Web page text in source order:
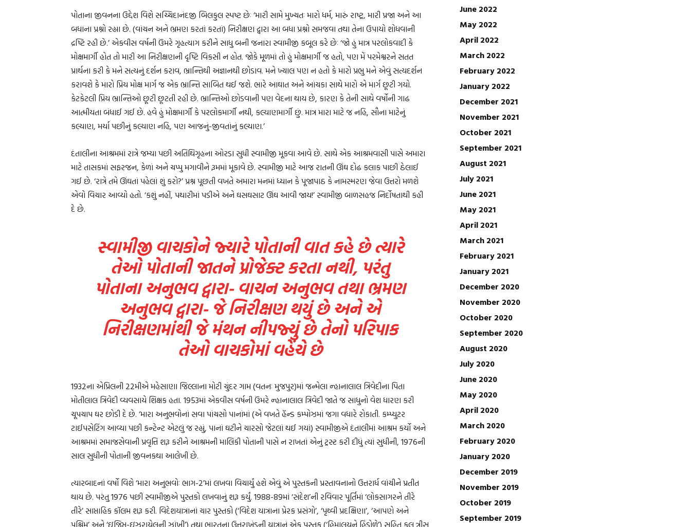
પોતાના જીવનના ઉદ્દેશ વિશે સચ્ચિદાનંદજી બિલકુલ સ્પષ્ટ છેઃ ‘મારી સામે મુખ્યતઃ મારો ધર્મ, મારું રાષ્ટ્ર, મારી પ્રજા અને આ
બધાના પ્રશ્નો રહ્યા છે. (વાંચન અને ભ્રમણ કરતાં કરતાં) નિરીક્ષણ દ્વારા આ બધા પ્રશ્નો સમજવા તથા તેના ઉપાયો શોધવાની
દ્રષ્ટિ રહી છે.’ એકવીસ વર્ષની ઉંમરે ગૃહત્યાગ કરીને સાધુ બની જનારા સ્વામીજી કબૂલ કરે છેઃ ‘જો હું માત્ર પરલોકવાદી કે
મોક્ષમાર્ગી હોત તો મારી આ નિરીક્ષણની દૃષ્ટિ વિકસી ન હોત. જોકે મૂળમાં તો હું મોક્ષમાર્ગી જ હતો, પણ મેં પરમેશ્વરને સતત
પ્રાર્થના કરી કે મને સત્યનું દર્શન કરાવ, ભ્રાન્તિથી અજ્ઞાનથી છોડાવ. મને ખ્યાલ પણ ન હતો કે મારો પ્રભુ મને એવું સત્યદર્શન
કરાવશે કે મારો પ્રિય મોક્ષ માર્ગ જ એક ભ્રાન્તિ સાબિત થઈ જશે. ભારે આઘાત અને આંચકા સાથે મારો એ માર્ગ છૂટી ગયો.
કેટકેટલી પ્રિય ભ્રાન્તિઓ છૂટી છૂટતી રહી છે. ભ્રાન્તિઓ છોડવાની પણ વેદના થાય છે, કારણ કે તેની સાથે વર્ષોની ગાઢ
આત્મીયતા બંધાઈ ગઈ છે. હવે હું મોક્ષમાર્ગી કે પરલોકમાર્ગી નથી, કલ્યાણમાર્ગી છું. માત્ર મારા માટે જ નહિ, સૌના માટેનું
કલ્યાણ, મર્યા પછીનું કલ્યાણ નહિ, પણ આજનું-જીવતાંનું કલ્યાણ.’
દંતાલીના આશ્રમમાં રાત્રે જમ્યા પછી અતિથિગૃહના ઓરડા સુધી સ્વામીજી મૂકવા આવે છે. સાથે એક આશ્રમવાસી પાસે અમારા
માટે તાસકમાં સફરજન, કેળાં અને ચપ્પુ મગાવીને રૂમમાં મૂકાવે છે. સ્વામીજી માટે આજ રાતની ઊંઘ દોઢ કલાક પાછી ઠેલાઈ
ગઈ છે. ‘રાત્રે તમે ઊંઘતાં પહેલાં શું કરો?’ પ્રશ્ન પૂછતી વખતે અમારા મનમાં ધ્યાન કે પૂજાપાઠ કે નામસ્મરણ જેવા ઉત્તરો મળશે
એવો વિચાર આવ્યો હતો. ‘કશું નહીં, પથારીમાં પડીએ અને ઘસઘસાટ ઊંઘ આવી જાય!’ સ્વામીજી બાળસહજ નિર્દોષતાથી કહી
દે છે.
સ્વામીજી વાચકોને જ્યારે પોતાની વાત કહે છે ત્યારે
તેઓ પોતાની જાતને પ્રોજેક્ટ કરતા નથી, પરંતુ
પોતાના અનુભવ દ્વારા- વાચન અનુભવ તથા ભ્રમણ
અનુભવ દ્વારા- જે નિરીક્ષણ થયું છે અને એ
નિરીક્ષણમાંથી જે મંથન નીપજ્યું છે તેનો પરિપાક
તેઓ વાચકોમાં વહેંચે છે
1932ના એપ્રિલની 22મીએ મહેસાણા જિલ્લાના મોટી ચુંદર ગામ (વતનઃ મુજપુર)માં જન્મેલા ન્હાનાલાલ ત્રિવેદીના પિતા
મોતીલાલ ત્રિવેદી વ્યવસાયે શિક્ષક હતા. 1953માં એકવીસ વર્ષની ઉંમરે ન્હાનાલાલ ત્રિવેદી જાતે જ સાધુનો વેશ ધારણ કરી
ચૂપચાપ ઘર છોડી દે છે. ‘મારા અનુભવોનાં સવા પાંચસો પાનાંમાં (એ વખતે હૅન્ડ કમ્પોઝમાં જગા વધારે રોકાતી. કમ્પ્યુટર
ટાઈપસેટિંગ આવ્યા પછી કન્ટેન્ટ એટલું જ રહ્યું, પાનાં ઘટીને ચારસો જેટલાં થઈ ગયાં) સ્વામીજીએ દંતાલીમાં આશ્રમ કર્યો અને
આશ્રમમાં સમાજસેવાની પ્રવૃત્તિ શરૂ કરીને આશ્રમની માલિકી પોતાની પાસે ન રાખતાં એનું ટ્રસ્ટ કરી દીધું ત્યાં સુધીની, 1976ની
સાલ સુધીની પોતાની જીવનકથા આલેખી છે.
ત્યારબાદનાં વર્ષો વિશે ‘મારા અનુભવોઃ ભાગ-2’માં લખવા વિચાર્યું હશે એવું એ પુસ્તકની પ્રસ્તાવનાનો ઉત્તરાર્ધ વાંચીને પ્રતીત
થાય છે. પરંતુ 1976 પછી સ્વામીજીએ પુસ્તકો લખવાનું શરૂ કર્યું. 1988-89માં ‘સંદેશ’ની રવિવાર પૂર્તિમાં ‘લોકસાગરને તીરે
તીરે’ સાપ્તાહિક કૉલમ શરૂ કરી. વિદેશયાત્રાનાં ચાર પુસ્તકો (‘વિદેશ યાત્રાના પ્રેરક પ્રસંગો’, ‘પૃથ્વી પ્રદક્ષિણા’, ‘આપણે અને
પશ્ચિમ’ અને ‘ઇજિપ્ત-ઇઝરાયેલની ઝાંખી’) તથા ભારતના ઉત્તરાખંડની યાત્રાનું એક પુસ્તક (‘હિમાલયને હિંડોળે’) સહિત કુલ ત્રીસ
June 2022
May 2022
April 2022
March 2022
February 2022
January 2022
December 2021
November 2021
October 2021
September 2021
August 2021
July 2021
June 2021
May 2021
April 2021
March 2021
February 2021
January 2021
December 2020
November 2020
October 2020
September 2020
August 2020
July 2020
June 2020
May 2020
April 2020
March 2020
February 2020
January 2020
December 2019
November 2019
October 2019
September 2019